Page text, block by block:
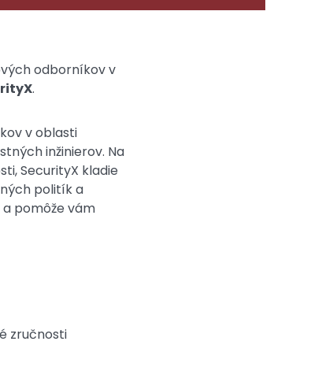
odborníkov v
.
v oblasti
inžinierov. Na
SecurityX kladie
politík a
pomôže vám
zručnosti